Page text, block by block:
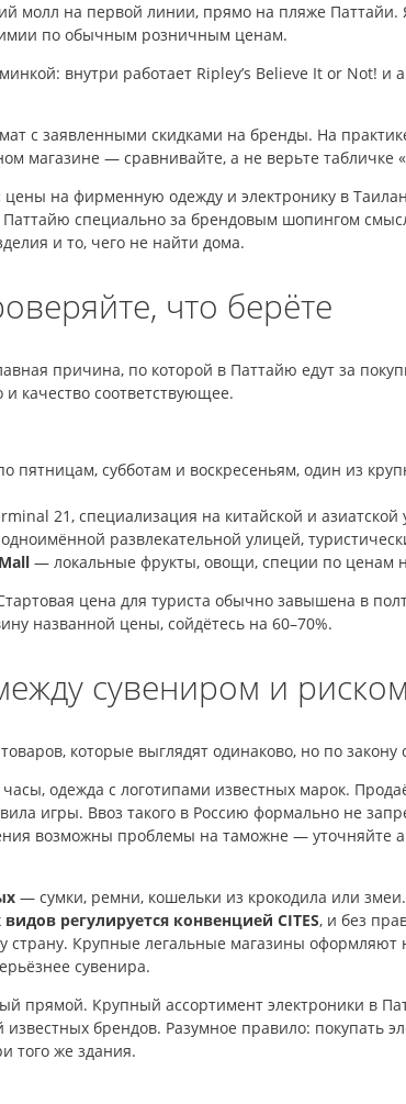
молл на первой линии, прямо на пляже Паттайи.
по обычным розничным ценам.
внутри работает Ripley’s Believe It or Not! и
с заявленными скидками на бренды. На
магазине — сравнивайте, а не верьте табличке
цены на фирменную одежду и электронику в
специально за брендовым шопингом
и то, чего не найти дома.
что берёте
причина, по которой в Паттайю едут за
качество соответствующее.
пятницам, субботам и воскресеньям, один из
21, специализация на китайской и азиатской
развлекательной улицей,
— локальные фрукты, овощи, специи по ценам
цена для туриста обычно завышена в
названной цены, сойдётесь на 60–70%.
сувениром и риском
которые выглядят одинаково, но по закону
одежда с логотипами известных марок.
игры. Ввоз такого в Россию формально не
возможны проблемы на таможне — уточняйте
— сумки, ремни, кошельки из крокодила или
регулируется конвенцией CITES, и без
страну. Крупные легальные магазины
сувенира.
прямой. Крупный ассортимент электроники в
брендов. Разумное правило: покупать
того же здания.